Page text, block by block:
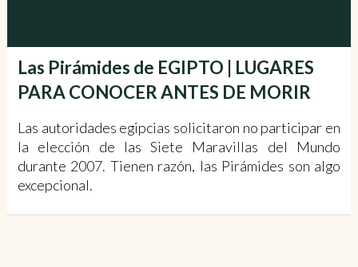
Las Pirámides de EGIPTO | LUGARES
PARA CONOCER ANTES DE MORIR
Las autoridades egipcias solicitaron no participar en
la elección de las Siete Maravillas del Mundo
durante 2007. Tienen razón, las Pirámides son algo
excepcional.